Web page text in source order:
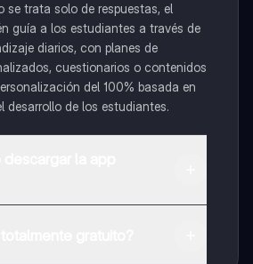
se trata solo de respuestas, el
guía a los estudiantes a través de
diarios, con planes de
cuestionarios o contenidos
del 100% basada en
desarrollo de los estudiantes.